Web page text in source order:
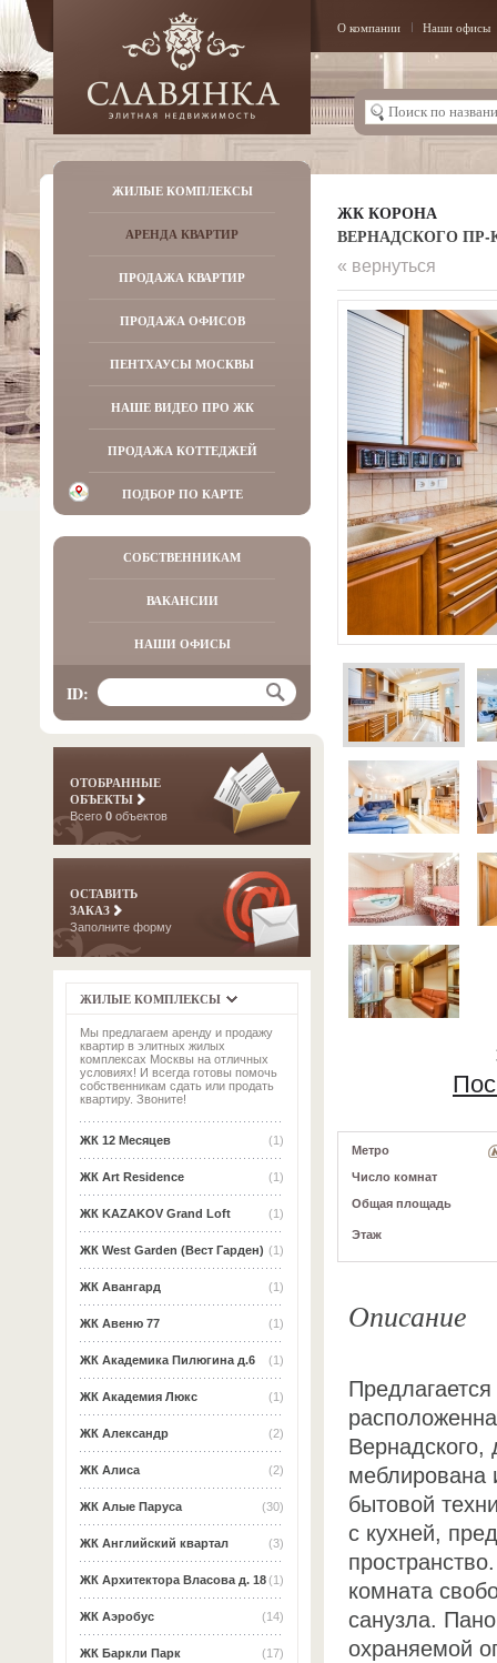
О компании Наши офисы
ЖИЛЫЕ КОМПЛЕКСЫ
АРЕНДА КВАРТИР
ПРОДАЖА КВАРТИР
ПРОДАЖА ОФИСОВ
ПЕНТХАУСЫ МОСКВЫ
НАШЕ ВИДЕО ПРО ЖК
ПРОДАЖА КОТТЕДЖЕЙ
ПОДБОР ПО КАРТЕ
СОБСТВЕННИКАМ
ВАКАНСИИ
НАШИ ОФИСЫ
ID:
ОТОБРАННЫЕ
ОБЪЕКТЫ
Всего 0 объектов
ОСТАВИТЬ
ЗАКАЗ
Заполните форму
ЖИЛЫЕ КОМПЛЕКСЫ
Мы предлагаем аренду и продажу
квартир в элитных жилых
комплексах Москвы на отличных
условиях! И всегда готовы помочь
собственникам сдать или продать
квартиру. Звоните!
(1)
ЖК 12 Месяцев
(1)
ЖК Art Residence
(1)
ЖК KAZAKOV Grand Loft
(1)
ЖК West Garden (Вест Гарден)
(1)
ЖК Авангард
(1)
ЖК Авеню 77
(1)
ЖК Академика Пилюгина д.6
(1)
ЖК Академия Люкс
(2)
ЖК Александр
(2)
ЖК Алиса
(30)
ЖК Алые Паруса
(3)
ЖК Английский квартал
(1)
ЖК Архитектора Власова д. 18
(14)
ЖК Аэробус
(17)
ЖК Баркли Парк
ЖК КОРОНА
ВЕРНАДСКОГО ПР-
« вернуться
Метро
Число комнат
Общая площадь
Этаж
Описание
меблирована
бытовой
с кухней,
комната
санузла.
охраняемой